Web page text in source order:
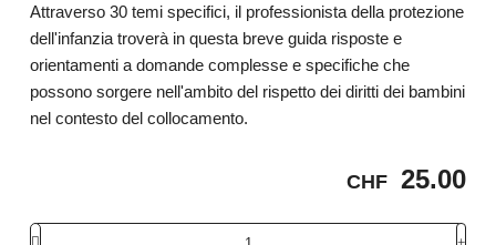
Attraverso 30 temi specifici, il professionista della protezione
dell'infanzia troverà in questa breve guida risposte e
orientamenti a domande complesse e specifiche che
possono sorgere nell'ambito del rispetto dei diritti dei bambini
nel contesto del collocamento.
CHF 25.00